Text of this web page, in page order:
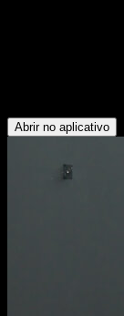
Abrir no aplicativo